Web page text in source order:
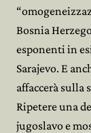
Bosnia
esponenti in
Sarajevo. E
affaccerà sulla
Ripetere una
jugoslavo e